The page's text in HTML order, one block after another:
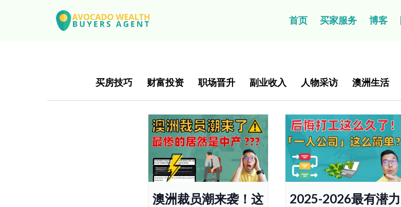
首页 买家服务 博客
买房技巧 财富投资 职场晋升 副业收入 人物采访 澳洲生活
澳洲裁员潮来袭！这
2025-2026最有潜力